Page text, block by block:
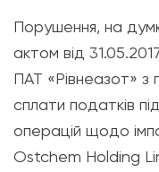
Порушення, на
актом від
ПАТ «Рівнеазот» з
сплати податків
операцій щодо
Ostchem Holding